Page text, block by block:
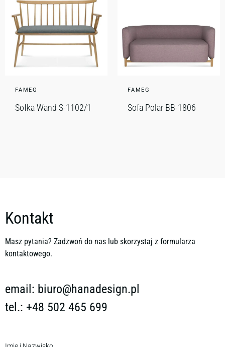
FAMEG
Sofka Wand S-1102/1
FAMEG
Sofa Polar BB-1806
Kontakt
Masz pytania? Zadzwoń do nas lub skorzystaj z formularza
kontaktowego.
email: biuro@hanadesign.pl
tel.: +48 502 465 699